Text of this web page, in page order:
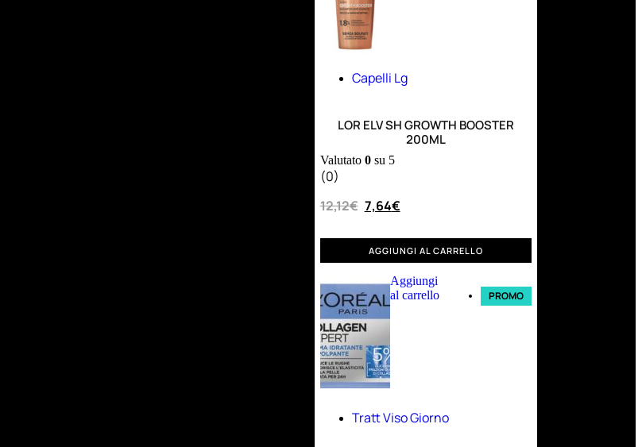
Capelli Lg
LOR ELV SH GROWTH BOOSTER
200ML
Valutato 0su 5
(0)
12,12€ 7,64€
AGGIUNGI AL CARRELLO
Aggiungi
al carrello
PROMO
Tratt Viso Giorno